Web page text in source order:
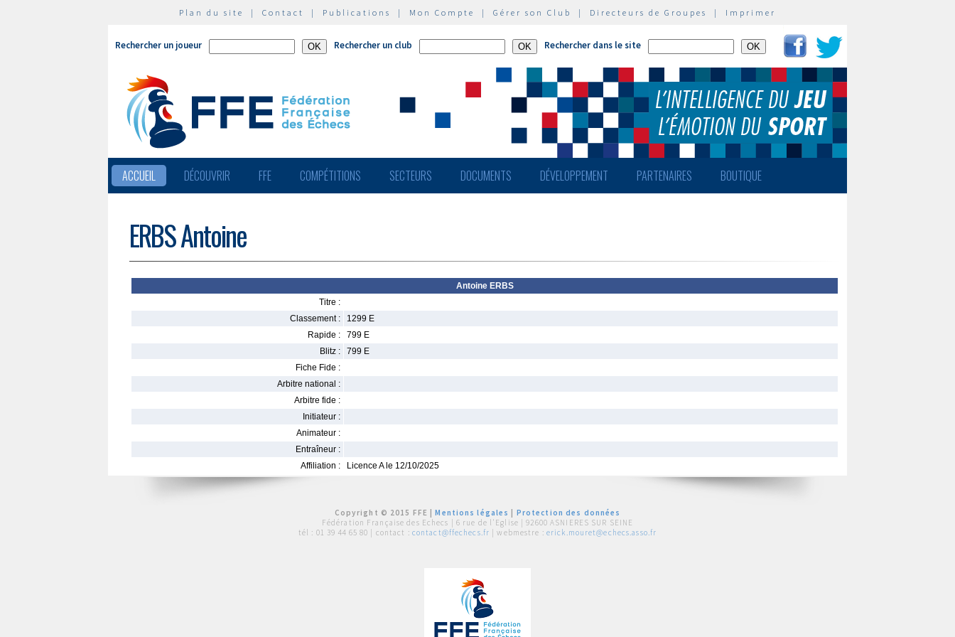
Plan du site | Contact | Publications | Mon Compte | Gérer son Club | Directeurs de Groupes | Imprimer
Rechercher un joueur Rechercher un club Rechercher dans le site
ACCUEIL DÉCOUVRIR FFE COMPÉTITIONS SECTEURS DOCUMENTS DÉVELOPPEMENT PARTENAIRES BOUTIQUE
ERBS Antoine
Antoine ERBS
Titre :
Classement :
1299 E
Rapide :
799 E
Blitz :
799 E
Fiche Fide :
Arbitre national :
Arbitre fide :
Initiateur :
Animateur :
Entraîneur :
Affiliation :
Licence A le 12/10/2025
Copyright © 2015 FFE |Mentions légales
Protection des données
Fédération Française des Echecs | 6 rue de l'Eglise | 92600 ASNIERES SUR SEINE
tél : 01 39 44 65 80 | contact : contact@ffechecs.fr | webmestre : erick.mouret@echecs.asso.fr